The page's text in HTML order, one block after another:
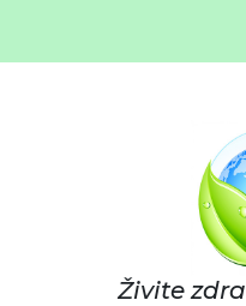
Živite